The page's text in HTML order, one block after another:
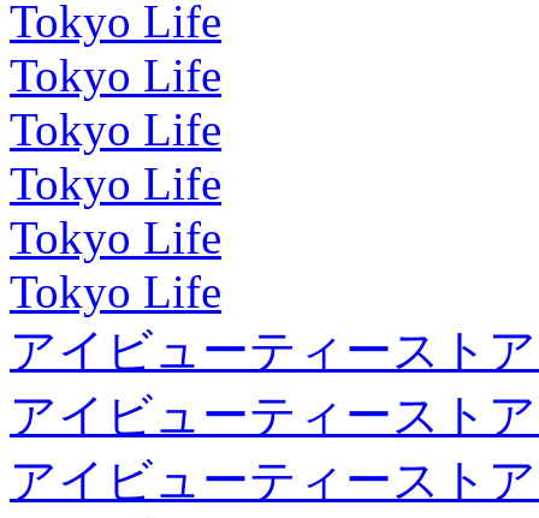
Tokyo Life
Tokyo Life
Tokyo Life
Tokyo Life
Tokyo Life
Tokyo Life
アイビューティースト
アイビューティースト
アイビューティースト